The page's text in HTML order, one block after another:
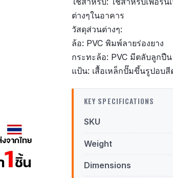
ต่างๆในอาคาร
วัสดุส่วนต่างๆ:
ล้อ: PVC พิมพ์ลายร่องยาง
กระทะล้อ: PVC มีตลับลูกปืน
แป้น: เสื้อเหล็กปั๊มขึ้นรูปอบ
KEY SPECIFICATIONS
SKU
Weight
Dimensions